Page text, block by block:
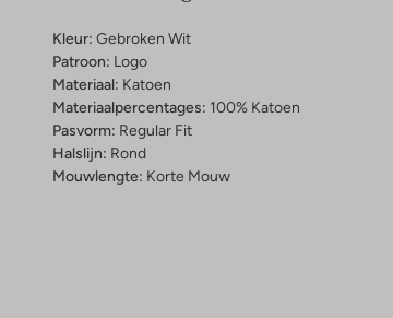
Kleur: Gebroken Wit
Patroon: Logo
Materiaal: Katoen
Materiaalpercentages: 100% Katoen
Pasvorm: Regular Fit
Halslijn: Rond
Mouwlengte: Korte Mouw